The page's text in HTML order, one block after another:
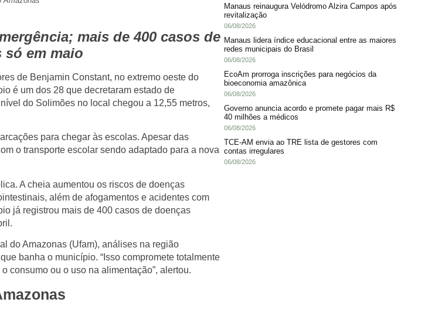
mais de 400 casos de
em maio
de Benjamin Constant, no extremo oeste do
é um dos 28 que decretaram estado de
do Solimões no local chegou a 12,55 metros,
para chegar às escolas. Apesar das
o transporte escolar sendo adaptado para a nova
A cheia aumentou os riscos de doenças
além de afogamentos e acidentes com
já registrou mais de 400 casos de doenças
do Amazonas (Ufam), análises na região
banha o município. “Isso compromete totalmente
consumo ou o uso na alimentação”, alertou.
Manaus reinaugura Velódromo Alzira Campos após
revitalização
06/08/2026
Manaus lidera índice educacional entre as maiores
redes municipais do Brasil
06/08/2026
EcoAm prorroga inscrições para negócios da
bioeconomia amazônica
06/08/2026
Governo anuncia acordo e promete pagar mais R$
40 milhões a médicos
06/08/2026
TCE-AM envia ao TRE lista de gestores com
contas irregulares
06/08/2026